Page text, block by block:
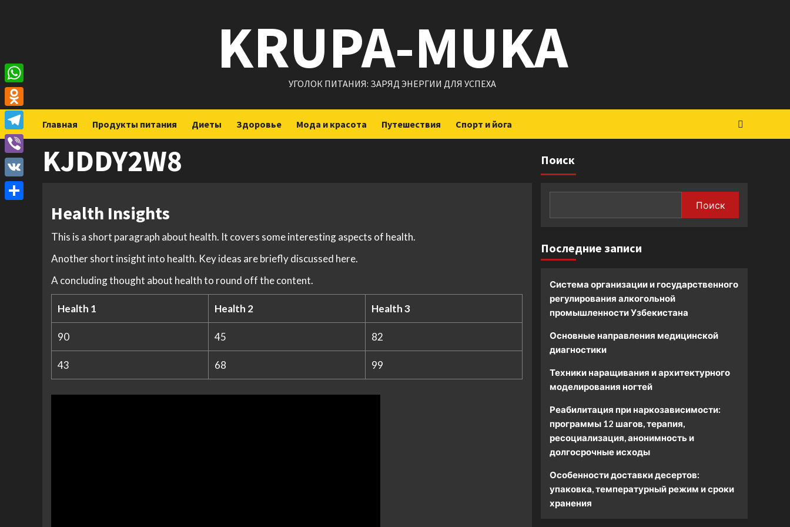
KRUPA-MUKA
УГОЛОК ПИТАНИЯ: ЗАРЯД ЭНЕРГИИ ДЛЯ УСПЕХА
Главная Продукты питания Диеты Здоровье Мода и красота Путешествия Спорт и йога
KJDDY2W8
Health Insights
This is a short paragraph about health. It covers some interesting aspects of health.
Another short insight into health. Key ideas are briefly discussed here.
A concluding thought about health to round off the content.
Health 1 Health 2 Health 3
90 45 82
43 68 99
Поиск
Поиск
Последние записи
Система организации и государственного
регулирования алкогольной
промышленности Узбекистана
Основные направления медицинской
диагностики
Техники наращивания и архитектурного
моделирования ногтей
Реабилитация при наркозависимости:
программы 12 шагов, терапия,
ресоциализация, анонимность и
долгосрочные исходы
Особенности доставки десертов:
упаковка, температурный режим и сроки
хранения
WhatsApp
Odnoklassniki
Telegram
Viber
VK
Отправить